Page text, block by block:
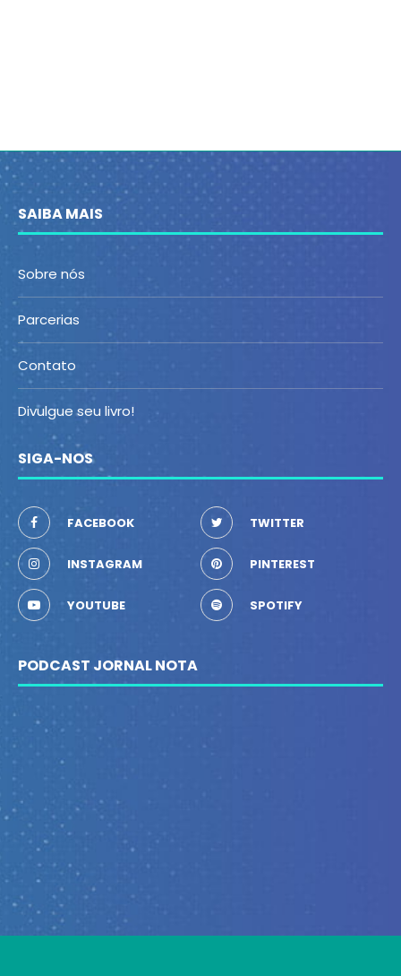
SAIBA MAIS
Sobre nós
Parcerias
Contato
Divulgue seu livro!
SIGA-NOS
FACEBOOK TWITTER
INSTAGRAM PINTEREST
YOUTUBE SPOTIFY
PODCAST JORNAL NOTA